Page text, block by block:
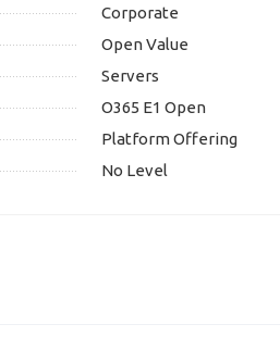
Corporate
Open Value
Servers
O365 E1 Open
Platform Offering
No Level